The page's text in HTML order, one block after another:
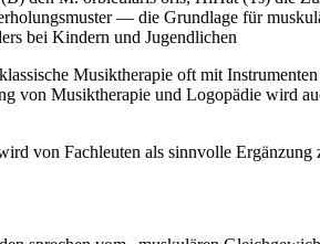
— die Grundlage für
bei Kindern und Jugendlichen
Musiktherapie oft mit
von Musiktherapie und Logopädie wird
von Fachleuten als sinnvolle Ergänzung